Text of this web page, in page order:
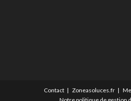
Contact Zoneasoluces.fr